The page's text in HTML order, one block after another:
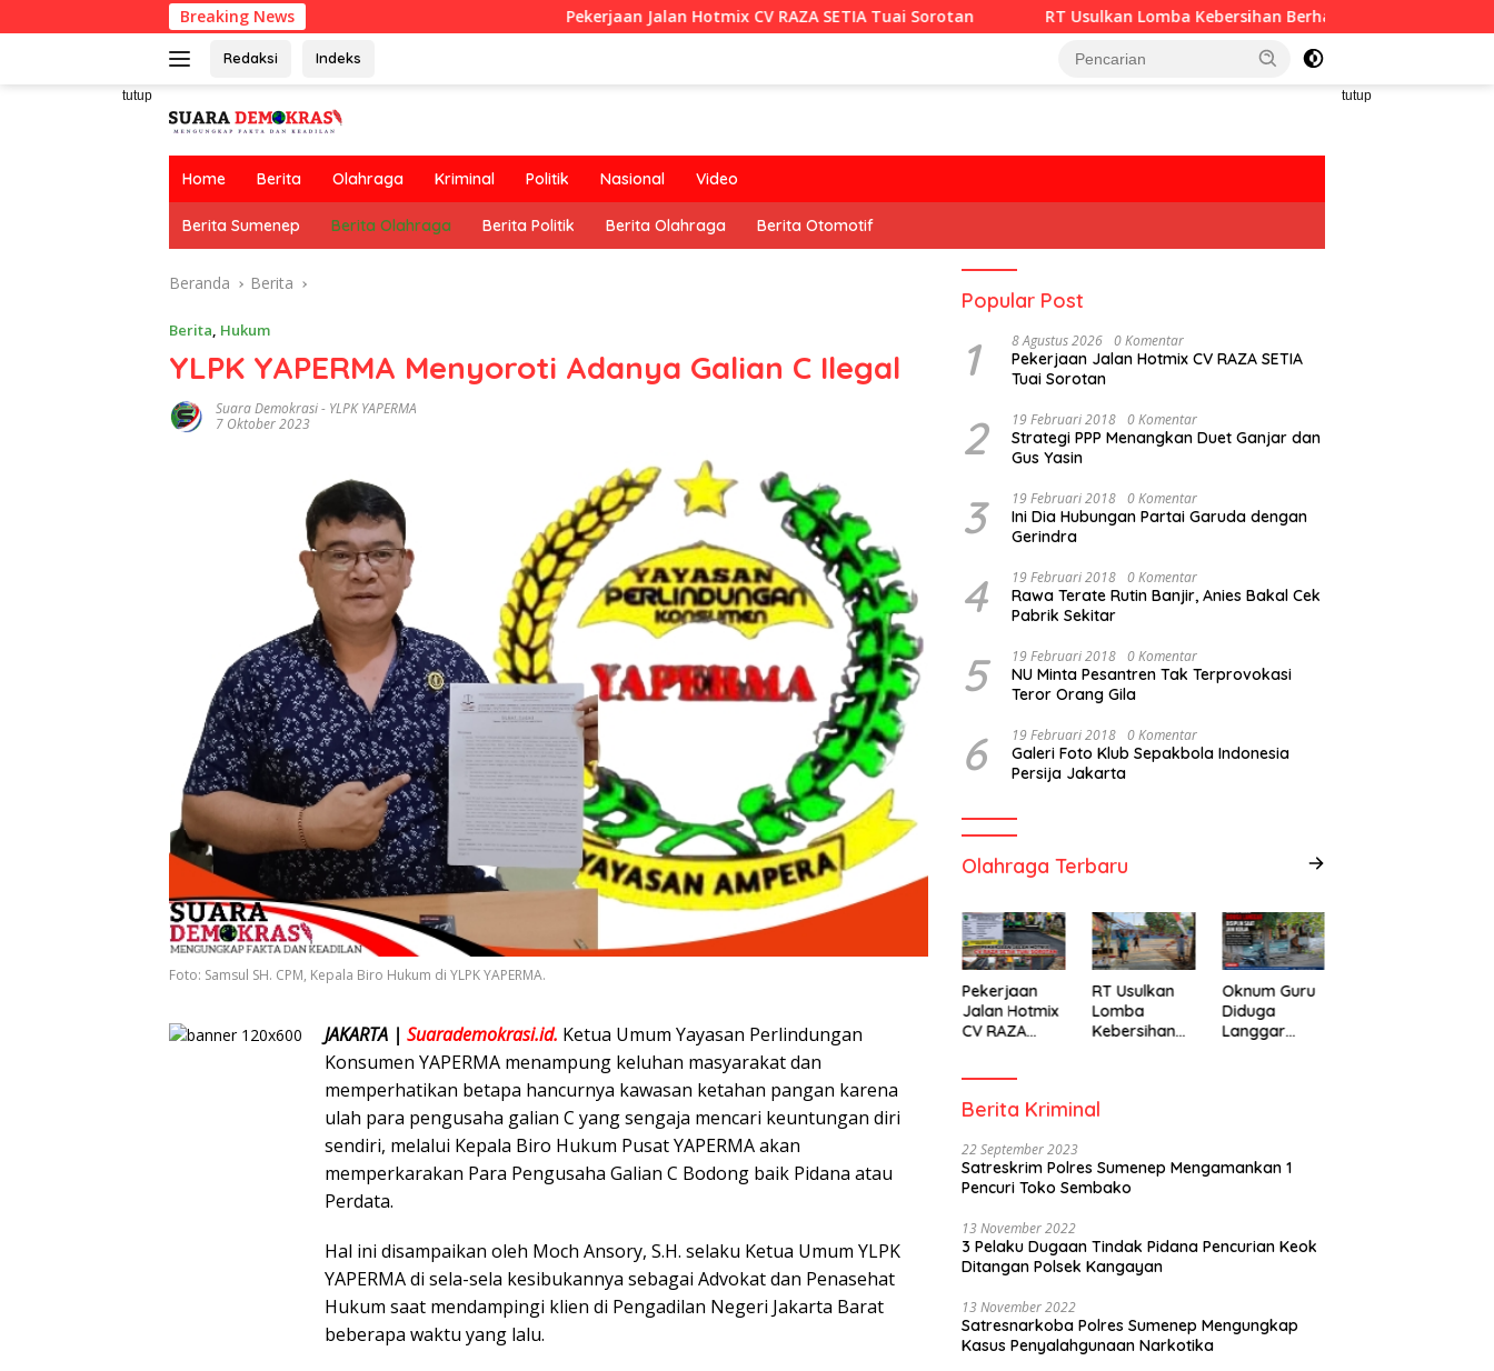
ke
Breaking News Pekerjaan Jalan Hotmix CV RAZA SETIA Tuai Sorotan RT Usulkan Lomba Kebersihan Berhadiah Partisipasi Pemerintah
Redaksi Indeks
tutup tutup
Home Berita Olahraga Kriminal Politik Nasional Video
Berita Sumenep Berita Olahraga Berita Politik Berita Olahraga Berita Otomotif
Beranda Berita
Berita, Hukum
YLPK YAPERMA Menyoroti Adanya Galian C Ilegal
Suara Demokrasi- YLPK YAPERMA
7 Oktober 2023
Foto: Samsul SH. CPM, Kepala Biro Hukum di YLPK YAPERMA.
JAKARTA | Suarademokrasi.id. Ketua Umum Yayasan Perlindungan
Konsumen YAPERMA menampung keluhan masyarakat dan
memperhatikan betapa hancurnya kawasan ketahan pangan karena
ulah para pengusaha galian C yang sengaja mencari keuntungan diri
sendiri, melalui Kepala Biro Hukum Pusat YAPERMA akan
memperkarakan Para Pengusaha Galian C Bodong baik Pidana atau
Perdata.
Hal ini disampaikan oleh Moch Ansory, S.H. selaku Ketua Umum YLPK
YAPERMA di sela-sela kesibukannya sebagai Advokat dan Penasehat
Hukum saat mendampingi klien di Pengadilan Negeri Jakarta Barat
beberapa waktu yang lalu.
Popular Post
1 8 Agustus 2026 0 Komentar
Pekerjaan Jalan Hotmix CV RAZA SETIA
Tuai Sorotan
2 19 Februari 2018 0 Komentar
Strategi PPP Menangkan Duet Ganjar dan
Gus Yasin
3 19 Februari 2018 0 Komentar
Ini Dia Hubungan Partai Garuda dengan
Gerindra
4 19 Februari 2018 0 Komentar
Rawa Terate Rutin Banjir, Anies Bakal Cek
Pabrik Sekitar
5 19 Februari 2018 0 Komentar
NU Minta Pesantren Tak Terprovokasi
Teror Orang Gila
6 19 Februari 2018 0 Komentar
Galeri Foto Klub Sepakbola Indonesia
Persija Jakarta
Olahraga Terbaru
Pekerjaan
Jalan Hotmix
CV RAZA
RT Usulkan
Lomba
Kebersihan
Oknum Guru
Diduga
Langgar
Berita Kriminal
22 September 2023
Satreskrim Polres Sumenep Mengamankan 1
Pencuri Toko Sembako
13 November 2022
3 Pelaku Dugaan Tindak Pidana Pencurian Keok
Ditangan Polsek Kangayan
13 November 2022
Satresnarkoba Polres Sumenep Mengungkap
Kasus Penyalahgunaan Narkotika